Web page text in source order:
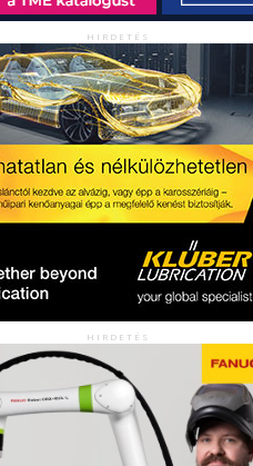
HIRDETÉS
HIRDETÉS